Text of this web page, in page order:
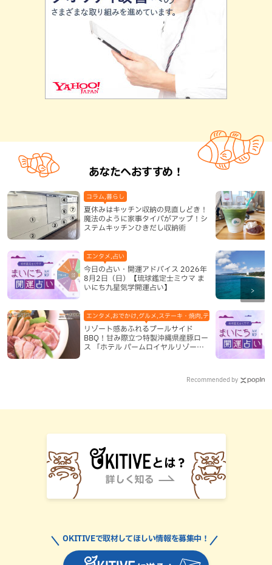
あなたへおすすめ！
夏休みはキッチン収納の見直しどき！
魔法のように家事タイパがアップ！シ
ステムキッチンひきだし収納術
コラム,暮らし
今日の占い・開運アドバイス 2026年
8月2日（日）【琉球鑑定士ミウマ ま
いにち九星気学開運占い】
エンタメ,占い
リゾート感あふれるプールサイド
BBQ！甘み際立つ特製沖縄県産豚ロー
ス 「ホテル パームロイヤルリゾート
エンタメ,おでかけ,グルメ,ステーキ・焼肉,テレビ,ホテル,地域,本島
Recommended by
OKITIVEで取材してほしい情報を募集中！